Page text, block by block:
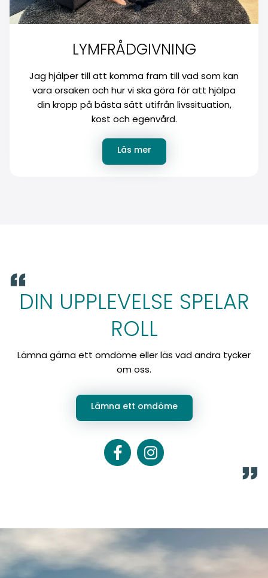
LYMFRÅDGIVNING
Jag hjälper till att komma fram till vad som kan
vara orsaken och hur vi ska göra för att hjälpa
din kropp på bästa sätt utifrån livssituation,
kost och egenvård.
Läs mer
DIN UPPLEVELSE SPELAR
ROLL
Lämna gärna ett omdöme eller läs vad andra tycker
om oss.
Lämna ett omdöme